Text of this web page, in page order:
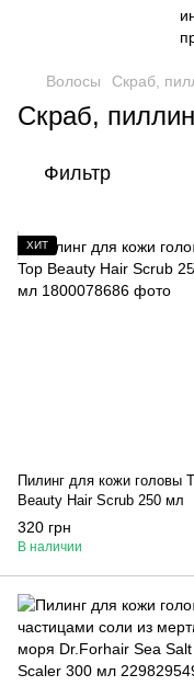
Волосы Скраб,
Скраб,
Фильтр
ХИТ
Пилинг для кожи головы
Beauty Hair Scrub 250 мл
320 грн
В наличии